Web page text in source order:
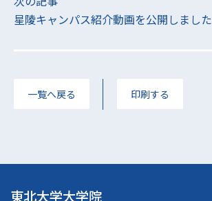
星陵キャンパス紹介動画を公開しました
一覧へ戻る 印刷する
東北大学大学院